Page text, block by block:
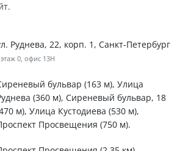
Руднева, 22, корп. 1, Санкт-Петербург
этаж 0, офис 13Н
бульвар (163 м), Улица
(360 м), Сиреневый бульвар, 18
м), Улица Кустодиева (530 м),
Просвещения (750 м).